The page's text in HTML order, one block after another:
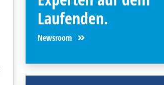
Laufenden.
Newsroom